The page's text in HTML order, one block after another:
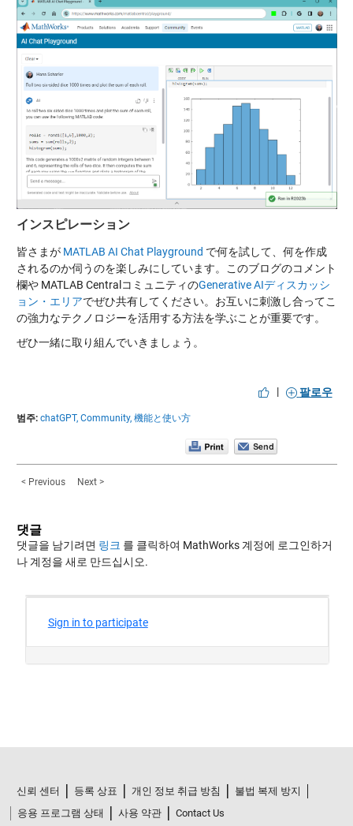
インスピレーション
皆さまが MATLAB AI Chat Playground で何を試して、何を作成
されるのか伺うのを楽しみにしています。このブログのコメント
欄や MATLAB CentralコミュニティのGenerative AIディスカッシ
ョン・エリアでぜひ共有してください。お互いに刺激し合ってこ
の強力なテクノロジーを活用する方法を学ぶことが重要です。
ぜひ一緒に取り組んでいきましょう。
| 팔로우
범주: chatGPT, Community, 機能と使い方
< Previous Next >
댓글
댓글을 남기려면 링크 를 클릭하여 MathWorks 계정에 로그인하거
나 계정을 새로 만드십시오.
신뢰 센터 등록 상표 개인 정보 취급 방침
불법 복제 방지
응용 프로그램 상태
사용 약관 Contact Us